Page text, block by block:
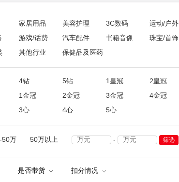
家居用品 美容护理 3C数码
运动/户外
游戏/话费 汽车配件 书籍音像
珠宝/首饰
其他行业 保健品及医药
4钻 5钻 1皇冠
2皇冠
1金冠 2金冠 3金冠
4金冠
3心 4心 5心
50万 50万以上 - 筛选
是否带货 扣分情况